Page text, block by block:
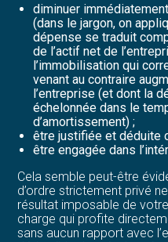
diminuer
(dans le jargon, on
dépense se traduit
de l’actif net de
l’immobilisation qui
venant au contraire
l’entreprise (et dont la
échelonnée dans le
d’amortissement) ;
être justifiée et déduite
être engagée dans
Cela semble peut-être
d’ordre strictement privé
résultat imposable de
charge qui profite
sans aucun rapport avec